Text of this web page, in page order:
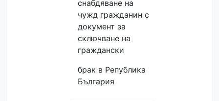
снабдяване на
чужд гражданин с
документ за
сключване на
граждански
брак в Република
България